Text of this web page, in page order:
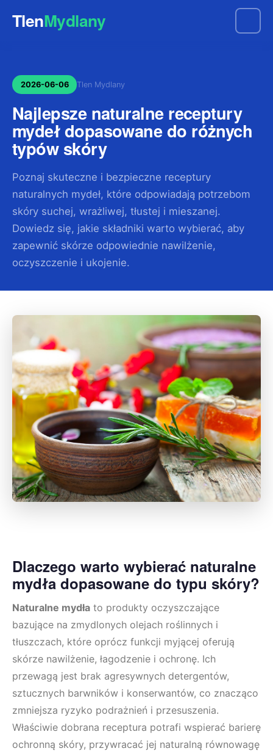
TlenMydlany
2026-06-06 Tlen Mydlany
Najlepsze naturalne receptury
mydeł dopasowane do różnych
typów skóry
Poznaj skuteczne i bezpieczne receptury
naturalnych mydeł, które odpowiadają potrzebom
skóry suchej, wrażliwej, tłustej i mieszanej.
Dowiedz się, jakie składniki warto wybierać, aby
zapewnić skórze odpowiednie nawilżenie,
oczyszczenie i ukojenie.
Dlaczego warto wybierać naturalne
mydła dopasowane do typu skóry?
Naturalne mydła to produkty oczyszczające
bazujące na zmydlonych olejach roślinnych i
tłuszczach, które oprócz funkcji myjącej oferują
skórze nawilżenie, łagodzenie i ochronę. Ich
przewagą jest brak agresywnych detergentów,
sztucznych barwników i konserwantów, co znacząco
zmniejsza ryzyko podrażnień i przesuszenia.
Właściwie dobrana receptura potrafi wspierać barierę
ochronną skóry, przywracać jej naturalną równowagę